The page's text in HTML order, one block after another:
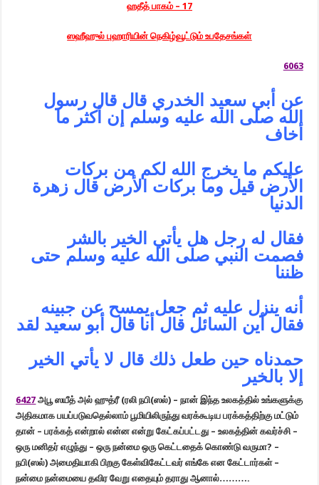
ஹதீத் பாகம் – 17
ஸஹீஹுல் புஹாரியின் நெகிழ்வூட்டும் உபதேசங்கள்
6063
عن أبي سعيد الخدري قال قال رسول
الله صلى الله عليه وسلم إن أكثر ما
أخاف
عليكم ما يخرج الله لكم من بركات
الأرض قيل وما بركات الأرض قال زهرة
الدنيا
فقال له رجل هل يأتي الخير بالشر
فصمت النبي صلى الله عليه وسلم حتى
ظننا
أنه ينزل عليه ثم جعل يمسح عن جبينه
فقال أين السائل قال أنا قال أبو سعيد لقد
حمدناه حين طعل ذلك قال لا يأتي الخير
إلا بالخير
6427 அபூ ஸயீத் அல் ஹுத்ரீ (ரலி நபி(ஸல்) – நான் இந்த உலகத்தில் உங்களுக்கு
அதிகமாக பயப்படுவதெல்லாம் பூமியிலிருந்து வரக்கூடிய பரக்கத்திற்கு மட்டும்
தான் – பரக்கத் என்றால் என்ன என்று கேட்கப்பட்டது – உலகத்தின் கவர்ச்சி –
ஒரு மனிதர் எழுந்து – ஒரு நன்மை ஒரு கெட்டதைக் கொண்டு வருமா? –
நபி(ஸல்) அமைதியாகி பிறகு கேள்விகேட்டவர் எங்கே என கேட்டார்கள் –
நன்மை நன்மையை தவிர வேறு எதையும் தராது ஆனால்……….